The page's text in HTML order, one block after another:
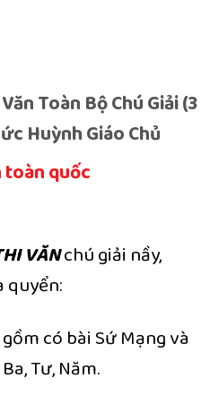
Toàn Bộ Chú Giải (3
Huỳnh Giáo Chủ
toàn quốc
VĂNchú giải nầy,
quyển:
có bài Sứ Mạng và
Tư, Năm.